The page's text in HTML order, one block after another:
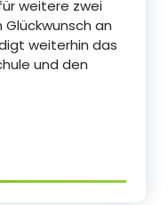
weitere zwei
an
weiterhin das
und den